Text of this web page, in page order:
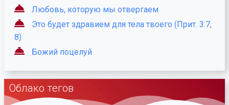
Любовь, которую мы отвергаем
Это будет здравием для тела твоего (Прит. 3:7,
8)
Божий поцелуй
Облако тегов